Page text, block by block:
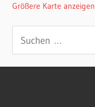
Größere Karte anzeigen